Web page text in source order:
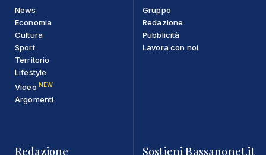
News
Economia
Cultura
Sport
Territorio
Lifestyle
Video NEW
Argomenti
Gruppo
Redazione
Pubblicità
Lavora con noi
Redazione Sostieni Bassanonet.it